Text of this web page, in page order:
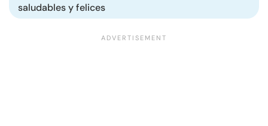
saludables y felices